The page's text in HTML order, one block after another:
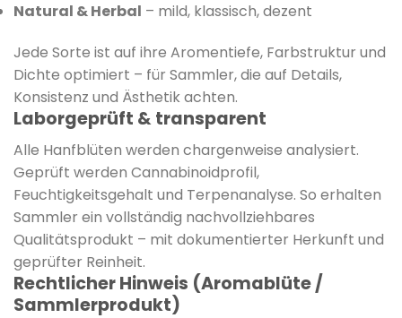
Natural & Herbal – mild, klassisch, dezent
Jede Sorte ist auf ihre Aromentiefe, Farbstruktur und
Dichte optimiert – für Sammler, die auf Details,
Konsistenz und Ästhetik achten.
Laborgeprüft & transparent
Alle Hanfblüten werden chargenweise analysiert.
Geprüft werden Cannabinoidprofil,
Feuchtigkeitsgehalt und Terpenanalyse. So erhalten
Sammler ein vollständig nachvollziehbares
Qualitätsprodukt – mit dokumentierter Herkunft und
geprüfter Reinheit.
Rechtlicher Hinweis (Aromablüte /
Sammlerprodukt)